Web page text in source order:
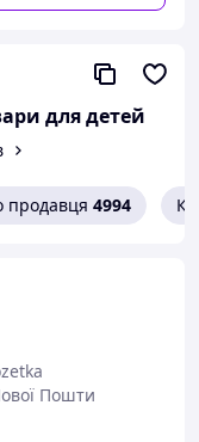
для детей
продавця 4994
Пошти